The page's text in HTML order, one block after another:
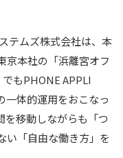
テムズ株式会社は、本
京本社の「浜離宮オフ
もPHONE APPLI
一体的運用をおこなっ
を移動しながらも「つ
い「自由な働き方」を